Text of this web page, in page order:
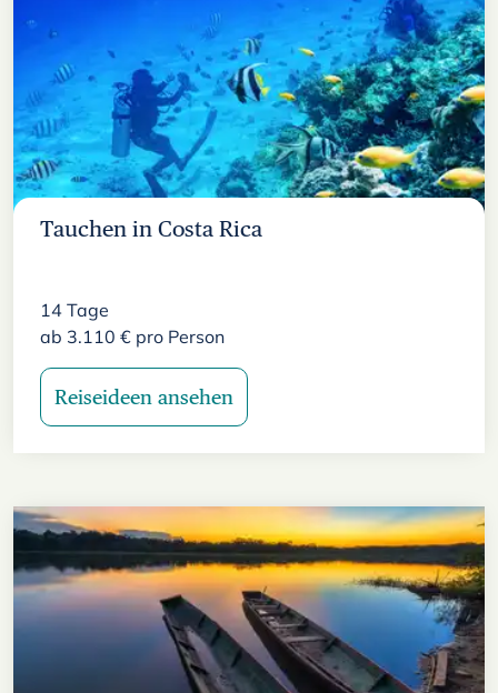
Tauchen in Costa Rica
14 Tage
ab 3.110 € pro Person
Reiseideen ansehen